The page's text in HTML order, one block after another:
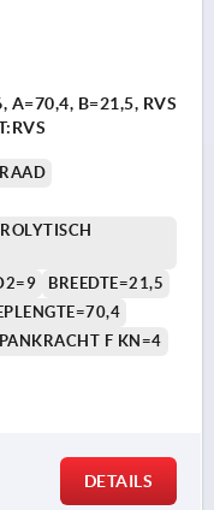
A=70,4, B=21,5, RVS
BREEDTE=21,5
F KN=4
DETAILS